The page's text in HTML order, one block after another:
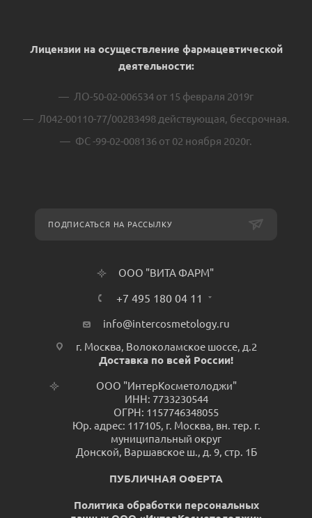
Лицензии на осуществление фармацевтической
деятельности:
ЛО-50-02-006534 от 15 февраля 2019г
Л042-00110-77/00283498 действующая, бессрочная.
ФС -99-02-008136 от 02 ноября 2020г.
ПОДПИСАТЬСЯ НА РАССЫЛКУ
ООО "ВИТА ФАРМ"
+7 495 180 04 11
info@intercosmetology.ru
г. Москва, Волоколамское шоссе, д.2
Доставка по всей России!
ООО "ИнтерКосметолоджи"
ИНН: 7733230544
ОГРН: 1157746348055
Юр. адрес: 117105, г. Москва, вн. тер. г.
муниципальный округ
Донской, Варшавское ш., д. 9, стр. 1Б
ПУБЛИЧНАЯ ОФЕРТА
Политика обработки персональных